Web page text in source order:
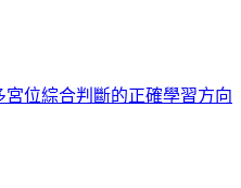
位綜合判斷的正確學習方向